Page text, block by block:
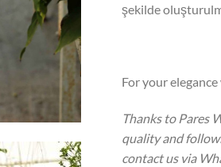
şekilde
For your
Thanks to Pares
quality and
contact us via